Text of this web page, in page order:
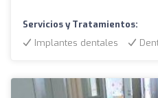
Servicios y Tratamientos:
Implantes dentales